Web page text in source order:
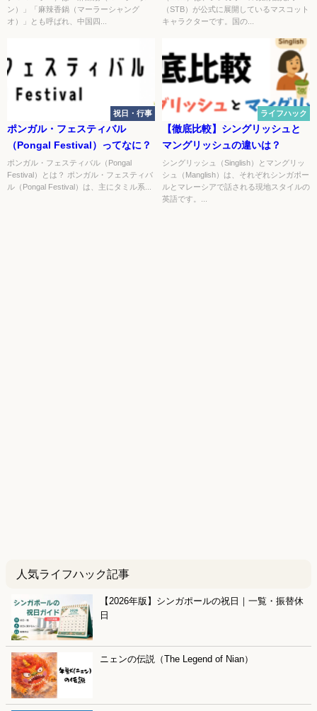
ン）」「麻辣香鍋（マーラーシャング
オ）」とも呼ばれ、中国四...
（STB）が公式に展開しているマスコット
キャラクターです。国の...
祝日・行事
ポンガル・フェスティバル
（Pongal Festival）ってなに？
ポンガル・フェスティバル（Pongal
Festival）とは？ ポンガル・フェスティバ
ル（Pongal Festival）は、主にタミル系...
ライフハック
【徹底比較】シングリッシュと
マングリッシュの違いは？
シングリッシュ（Singlish）とマングリッ
シュ（Manglish）は、それぞれシンガポー
ルとマレーシアで話される現地スタイルの
英語です。...
人気ライフハック記事
【2026年版】シンガポールの祝日｜一覧・振替休
日
ニェンの伝説（The Legend of Nian）